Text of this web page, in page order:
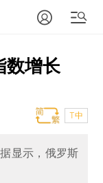
数增长
T中
显示，俄罗斯